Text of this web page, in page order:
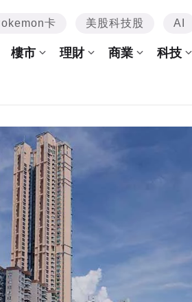
卡 美股科技股 AI
樓市 理財 商業 科技